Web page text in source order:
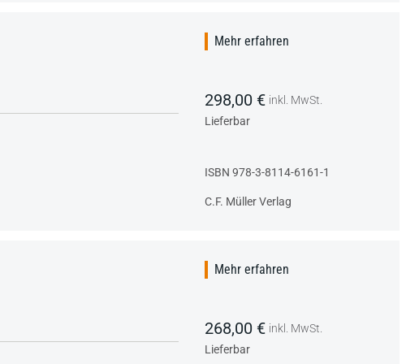
Mehr erfahren
298,00 € inkl. MwSt.
Lieferbar
ISBN 978-3-8114-6161-1
C.F. Müller Verlag
Mehr erfahren
268,00 € inkl. MwSt.
Lieferbar